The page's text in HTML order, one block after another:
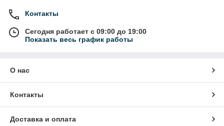
Контакты
Сегодня работает с 09:00 до 19:00
Показать весь график работы
О нас
Контакты
Доставка и оплата